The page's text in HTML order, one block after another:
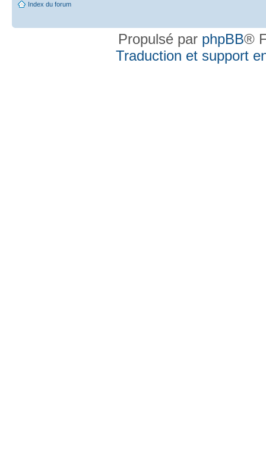
Index du forum
Propulsé par phpBB®
Traduction et support